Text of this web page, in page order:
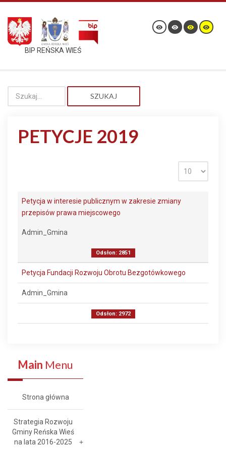
BIP REŃSKA WIEŚ
SZUKAJ
PETYCJE 2019
Petycja w interesie publicznym w zakresie zmiany
przepisów prawa miejscowego
Admin_Gmina
Odsłon: 2851
Petycja Fundacji Rozwoju Obrotu Bezgotówkowego
Admin_Gmina
Odsłon: 2972
Main Menu
Strona główna
Strategia Rozwoju
Gminy Reńska Wieś
na lata 2016-2025